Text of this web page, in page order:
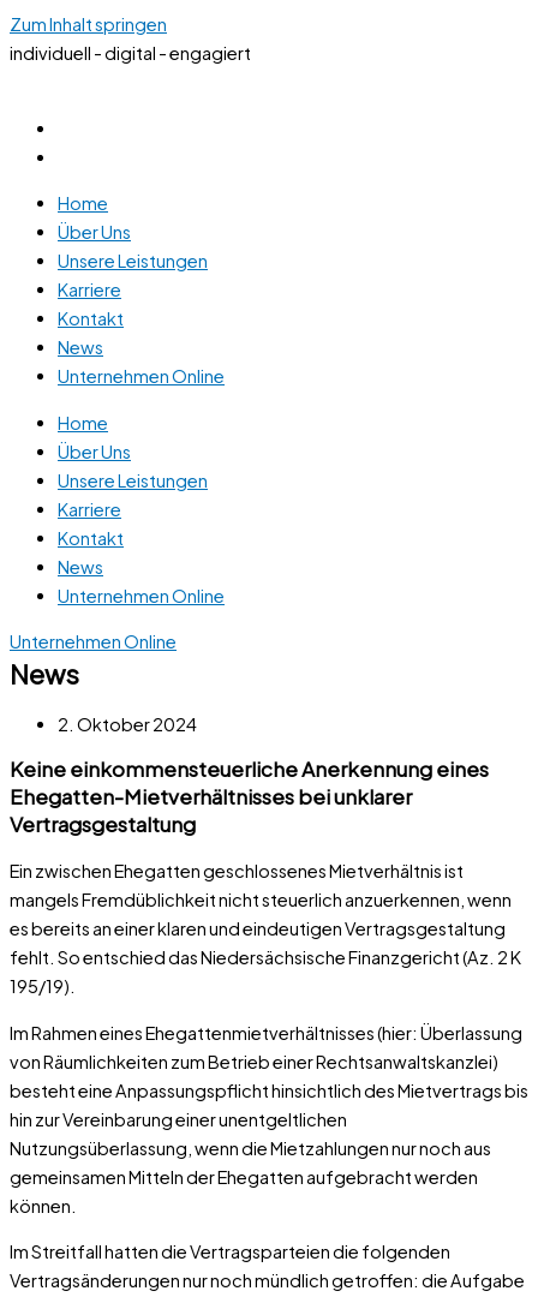
Zum Inhalt springen
individuell - digital - engagiert
Home
Über Uns
Unsere Leistungen
Karriere
Kontakt
News
Unternehmen Online
Home
Über Uns
Unsere Leistungen
Karriere
Kontakt
News
Unternehmen Online
Unternehmen Online
News
2. Oktober 2024
Keine einkommensteuerliche Anerkennung eines
Ehegatten-Mietverhältnisses bei unklarer
Vertragsgestaltung
Ein zwischen Ehegatten geschlossenes Mietverhältnis ist
mangels Fremdüblichkeit nicht steuerlich anzuerkennen, wenn
es bereits an einer klaren und eindeutigen Vertragsgestaltung
fehlt. So entschied das Niedersächsische Finanzgericht (Az. 2 K
195/19).
Im Rahmen eines Ehegattenmietverhältnisses (hier: Überlassung
von Räumlichkeiten zum Betrieb einer Rechtsanwaltskanzlei)
besteht eine Anpassungspflicht hinsichtlich des Mietvertrags bis
hin zur Vereinbarung einer unentgeltlichen
Nutzungsüberlassung, wenn die Mietzahlungen nur noch aus
gemeinsamen Mitteln der Ehegatten aufgebracht werden
können.
Im Streitfall hatten die Vertragsparteien die folgenden
Vertragsänderungen nur noch mündlich getroffen: die Aufgabe